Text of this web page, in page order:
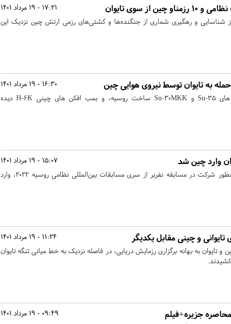
17:21 - 19 مرداد 1401
از شناسایی و رهگیری شماری از جنگنده‌ها و کشتی‌های رزمی ارتش چین نزدیک این
16:30 - 19 مرداد 1401 به تایوان توسط نیروی هوایی چین
در تصویر جنگنده های Su-35 و Su-30MKK ساخت روسیه، و بمب افکن های چینی H-6K دیده
15:07 - 19 مرداد 1401 وارد چین شد
تیم نفربر سپاه به‌منظور شرکت در مسابقه نفربر از سری مسابقات بین‌المللی نظامی روسیه ۲۰۲۲، وارد
11:24 - 19 مرداد 1401 و چینی مقابل یکدیگر
به بهانه برگزاری رزمایش دریایی، در فاصله نزدیک به خط میانی تنگه تایوان
09:49 - 19 مرداد 1401 جزیره+فیلم